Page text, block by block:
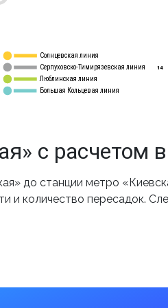
Солнцевская линия
Серпуховско-Тимирязевская линия
Люблинская линия
Большая Кольцевая линия
14
с расчетом
до станции метро
количество пересадок.